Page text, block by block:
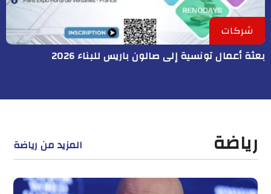
شركات
بعثة أعمال تونسية إلى صالون باريس للبناء 2026
رياضة المزيد من رياضة